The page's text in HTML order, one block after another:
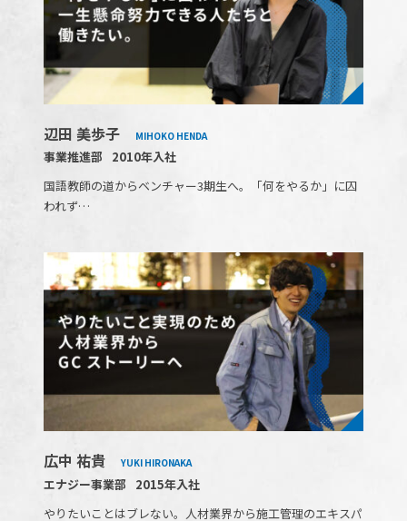
辺田 美歩子 MIHOKO HENDA
事業推進部
2010年入社
国語教師の道からベンチャー3期生へ。「何をやるか」に囚
われず…
広中 祐貴 YUKI HIRONAKA
エナジー事業部
2015年入社
やりたいことはブレない。人材業界から施工管理のエキスパ